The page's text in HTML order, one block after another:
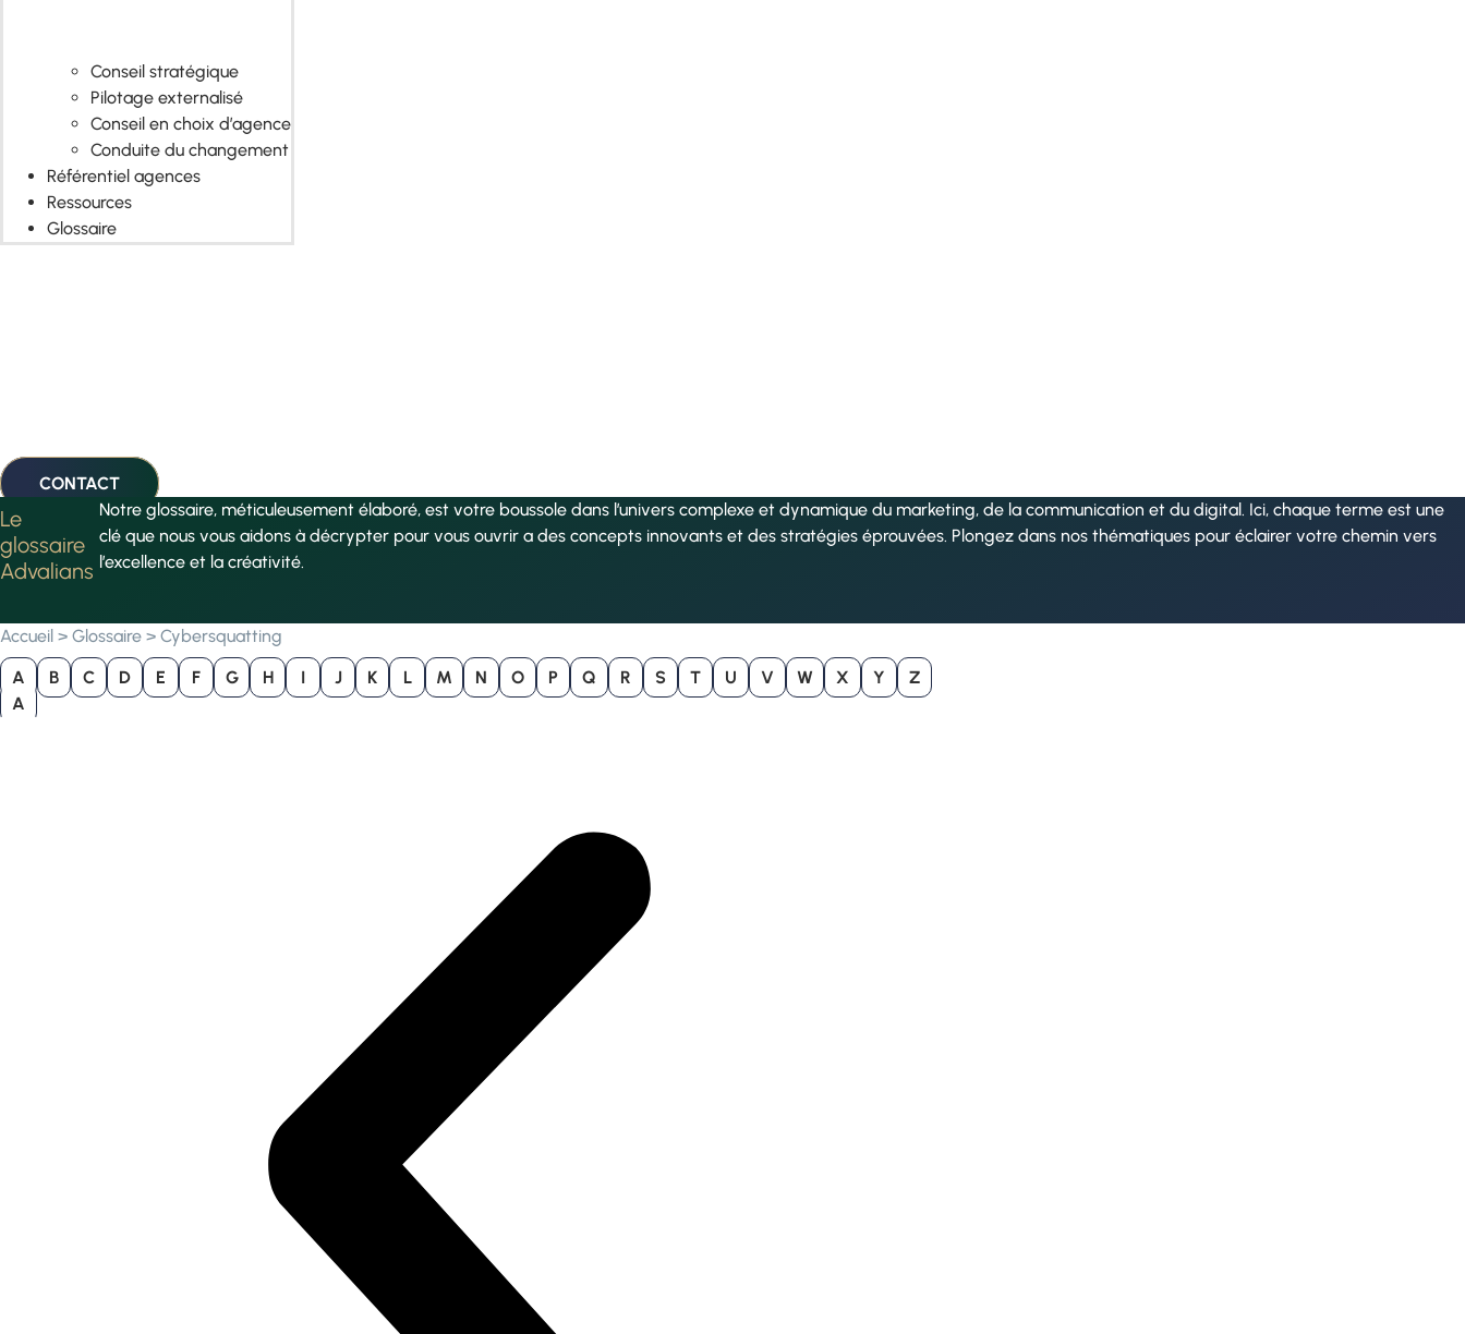
Conseil stratégique
Pilotage externalisé
Conseil en choix d’agence
Conduite du changement
Référentiel agences
Ressources
Glossaire
CONTACT
Le
glossaire
Advalians
Notre glossaire, méticuleusement élaboré, est votre boussole dans l’univers complexe et dynamique du marketing, de la communication et du digital. Ici, chaque terme est une
clé que nous vous aidons à décrypter pour vous ouvrir a des concepts innovants et des stratégies éprouvées. Plongez dans nos thématiques pour éclairer votre chemin vers
l’excellence et la créativité.
Accueil > Glossaire > Cybersquatting
A B C D E F G H I J K L M N O P Q R S T U V W X Y
Z
A